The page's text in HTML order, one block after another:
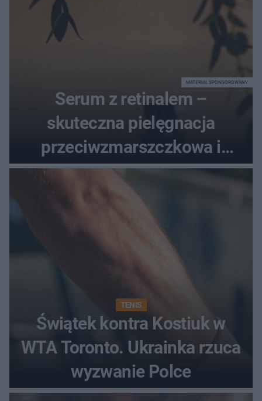
Serum z retinalem –
skuteczna pielęgnacja
przeciwzmarszczkowa i
regenerująca
MATERIAŁ SPONSOROWANY
TENIS
Świątek kontra Kostiuk w
WTA Toronto. Ukrainka rzuca
wyzwanie Polce